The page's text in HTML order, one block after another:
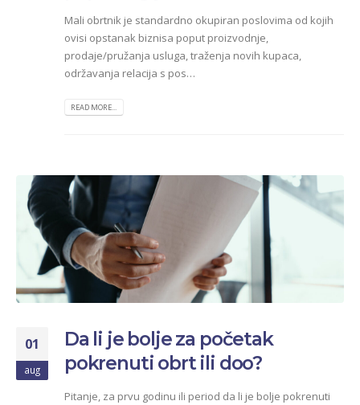
Mali obrtnik je standardno okupiran poslovima od kojih
ovisi opstanak biznisa poput proizvodnje,
prodaje/pružanja usluga, traženja novih kupaca,
održavanja relacija s pos…
READ MORE...
01
aug
Da li je bolje za početak
pokrenuti obrt ili doo?
Pitanje, za prvu godinu ili period da li je bolje pokrenuti